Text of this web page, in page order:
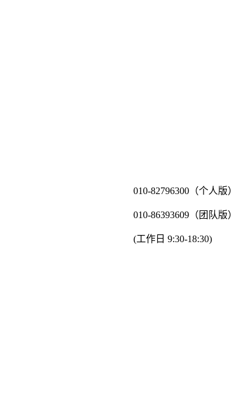
010-82796300（个人版）
010-86393609（团队版）
(工作日 9:30-18:30)